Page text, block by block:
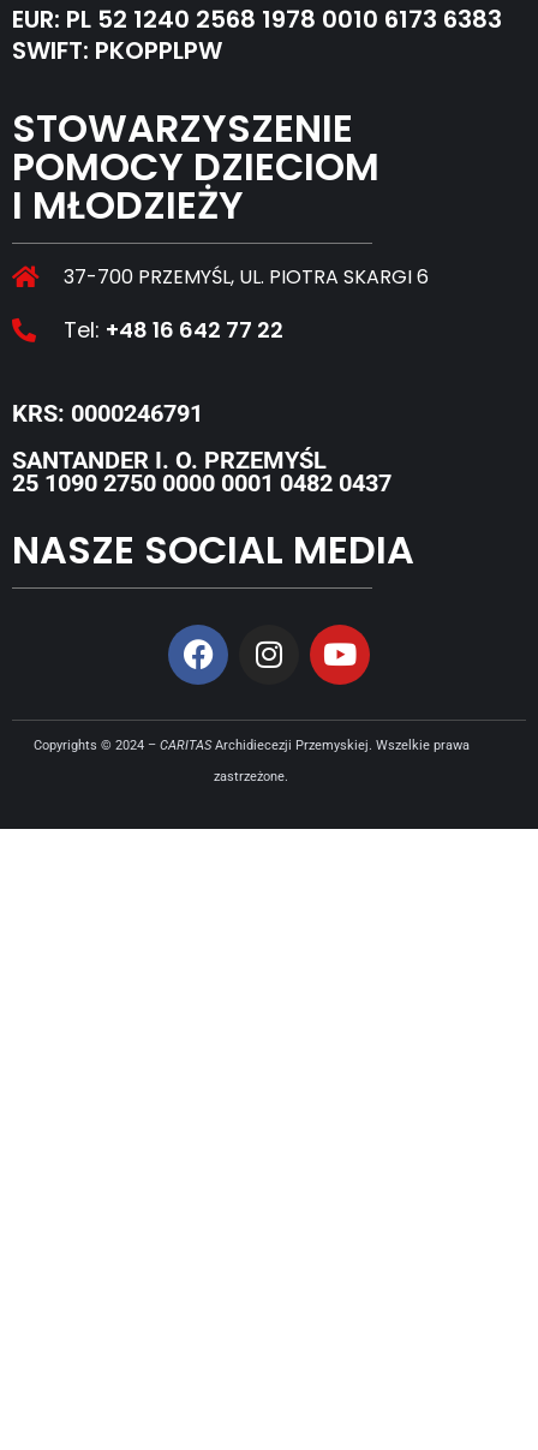
EUR: PL 52 1240 2568 1978 0010 6173 6383
SWIFT: PKOPPLPW
STOWARZYSZENIE
POMOCY DZIECIOM
I MŁODZIEŻY
37-700 PRZEMYŚL, UL. PIOTRA SKARGI 6
Tel: +48 16 642 77 22
KRS: 0000246791
SANTANDER I. O. PRZEMYŚL
25 1090 2750 0000 0001 0482 0437
NASZE SOCIAL MEDIA
Copyrights © 2024 – CARITASArchidiecezji Przemyskiej. Wszelkie prawa
zastrzeżone.